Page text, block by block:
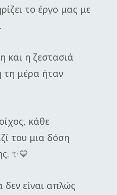
το έργο μας με
και η ζεστασιά
τη μέρα ήταν
κάθε
του μια δόση
✨💙
είναι απλώς